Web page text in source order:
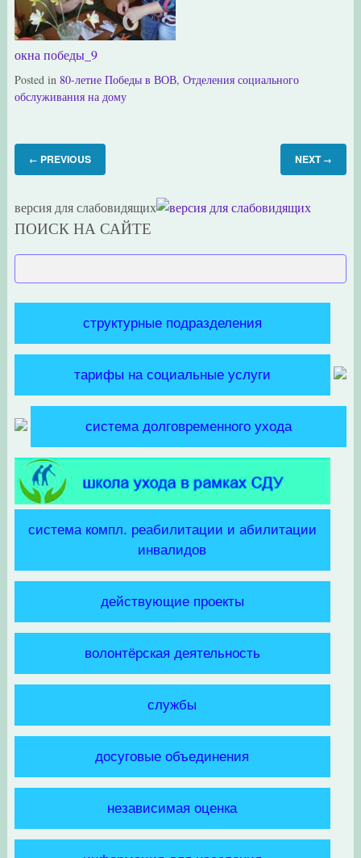
окна победы_9
Posted in 80-летие Победы в ВОВ, Отделения социального
обслуживания на дому
← PREVIOUS NEXT →
версия для слабовидящих
ПОИСК НА САЙТЕ
структурные подразделения
тарифы на социальные услуги
система долговременного ухода
система компл. реабилитации и абилитации
инвалидов
действующие проекты
волонтёрская деятельность
службы
досуговые объединения
независимая оценка